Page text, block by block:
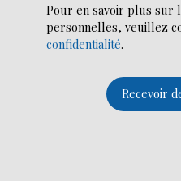
Pour en savoir plus sur
personnelles, veuillez
confidentialité.
Recevoir